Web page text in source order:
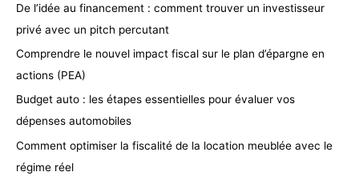
De l’idée au financement : comment trouver un investisseur
privé avec un pitch percutant
Comprendre le nouvel impact fiscal sur le plan d’épargne en
actions (PEA)
Budget auto : les étapes essentielles pour évaluer vos
dépenses automobiles
Comment optimiser la fiscalité de la location meublée avec le
régime réel